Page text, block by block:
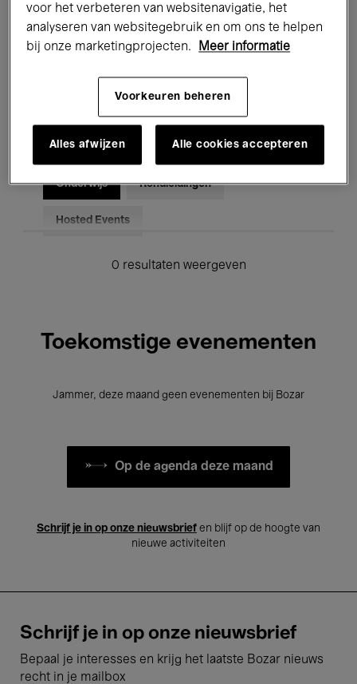
Performances Lezingen & Debatten
Jazz Klassieke Muziek Global Music
Voor iedereen Kids’ Palace
Onderwijs Rondleidingen
Hosted Events
0 resultaten weergeven
Toekomstige evenementen
Jammer, deze maand geen evenementen bij Bozar
Op de agenda deze maand
Schrijf je in op onze nieuwsbrief en blijf op de hoogte van
nieuwe activiteiten
Schrijf je in op onze nieuwsbrief
Bepaal je interesses en krijg het laatste Bozar nieuws
recht in je mailbox
voor het verbeteren van websitenavigatie, het
analyseren van websitegebruik en om ons te helpen
bij onze marketingprojecten.
Meer informatie
Voorkeuren beheren
Alles afwijzen Alle cookies accepteren